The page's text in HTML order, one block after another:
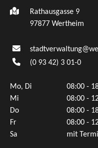
Rathausgasse 9
97877 Wertheim
(0 93 42) 3 01-0
Mo, Di
08:00 -
Mi
08:00 -
Do
08:00 -
Fr
08:00 -
Sa
mit